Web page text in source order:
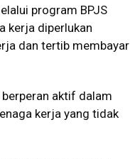
program BPJS
kerja diperlukan
dan tertib membayar
berperan aktif dalam
kerja yang tidak